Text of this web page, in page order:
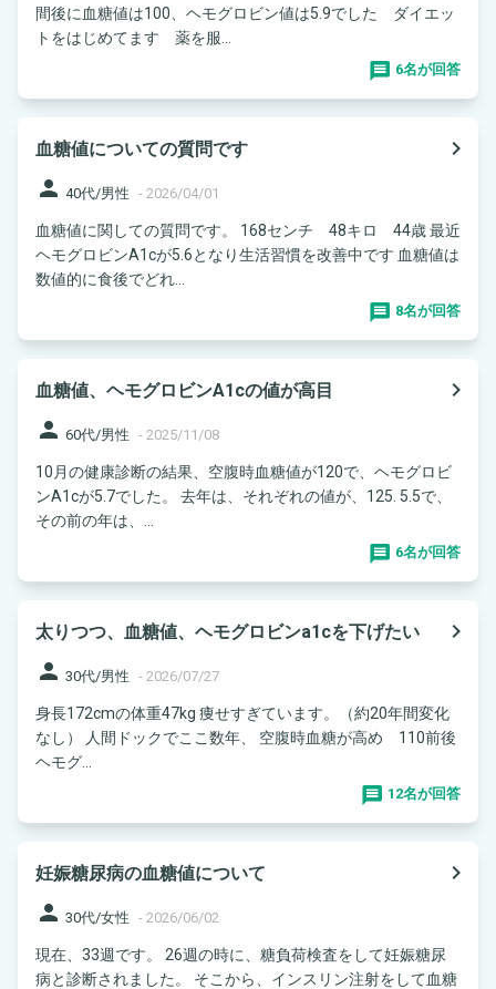
間後に血糖値は100、ヘモグロビン値は5.9でした ダイエッ
トをはじめてます 薬を服...
6名が回答
血糖値についての質問です
navigate_next
person 40代/男性 - 2026/04/01
血糖値に関しての質問です。 168センチ 48キロ 44歳 最近
ヘモグロビンA1cが5.6となり生活習慣を改善中です 血糖値は
数値的に食後でどれ...
8名が回答
血糖値、ヘモグロビンA1cの値が高目
navigate_next
person 60代/男性 - 2025/11/08
10月の健康診断の結果、空腹時血糖値が120で、ヘモグロビ
ンA1cが5.7でした。 去年は、それぞれの値が、125. 5.5で、
その前の年は、...
6名が回答
太りつつ、血糖値、ヘモグロビンa1cを下げたい
navigate_next
person 30代/男性 - 2026/07/27
身長172cmの体重47kg 痩せすぎています。（約20年間変化
なし） 人間ドックでここ数年、 空腹時血糖が高め 110前後
ヘモグ...
12名が回答
妊娠糖尿病の血糖値について
navigate_next
person 30代/女性 - 2026/06/02
現在、33週です。 26週の時に、糖負荷検査をして妊娠糖尿
病と診断されました。 そこから、インスリン注射をして血糖